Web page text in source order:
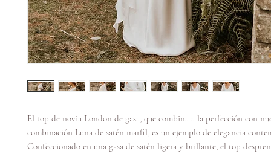
El top de novia London de gasa, que combina a la perfección con
combinación Luna de satén marfil, es un ejemplo de elegancia
Confeccionado en una gasa de satén ligera y brillante, el top